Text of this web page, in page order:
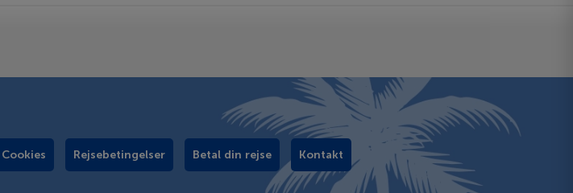
Rejsebetingelser Betal din rejse Kontakt